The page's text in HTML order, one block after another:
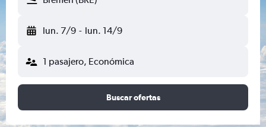
lun. 7/9 - lun. 14/9
1 pasajero, Económica
Buscar ofertas